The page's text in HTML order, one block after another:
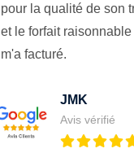
pour la qualité de son
et le forfait raisonnable
m'a facturé.
JMK
Avis vérifié